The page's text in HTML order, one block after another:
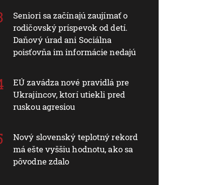
Seniori sa začínajú zaujímať o
rodičovský príspevok od detí.
Daňový úrad ani Sociálna
poisťovňa im informácie nedajú
EÚ zavádza nové pravidlá pre
Ukrajincov, ktorí utiekli pred
ruskou agresiou
Nový slovenský teplotný rekord
má ešte vyššiu hodnotu, ako sa
pôvodne zdalo